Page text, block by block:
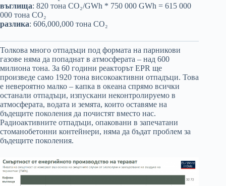
въглища: 820 тона CO₂/GWh * 750 000 GWh = 615 000
000 тона CO₂
разлика: 606,000,000 тона CO₂
Толкова много отпадъци под формата на парникови
газове няма да попаднат в атмосферата – над 600
милиона тона. За 60 години реакторът EPR ще
произведе само 1920 тона високоактивни отпадъци. Това
е невероятно малко – капка в океана спрямо всички
останали отпадъци, изпускани неконтролируемо в
атмосферата, водата и земята, които оставяме на
бъдещите поколения да почистят вместо нас.
Радиоактивните отпадъци, опаковани в запечатани
стоманобетонни контейнери, няма да бъдат проблем за
бъдещите поколения.